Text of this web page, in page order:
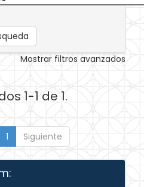
Mostrar filtros avanzados
1-1 de 1.
1 Siguiente